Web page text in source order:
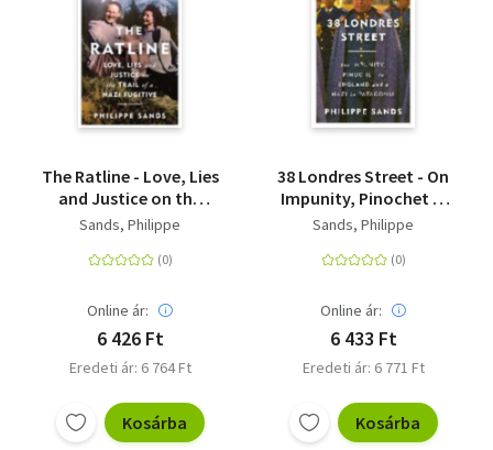
The Ratline - Love, Lies
and Justice on the
Trail of a Nazi Fugitive
Sands, Philippe
Online ár:
6 426 Ft
Eredeti ár: 6 764 Ft
Kosárba
38 Londres Street - On
Impunity, Pinochet in
England and a Nazi in
Sands, Philippe
Online ár:
6 433 Ft
Eredeti ár: 6 771 Ft
Kosárba